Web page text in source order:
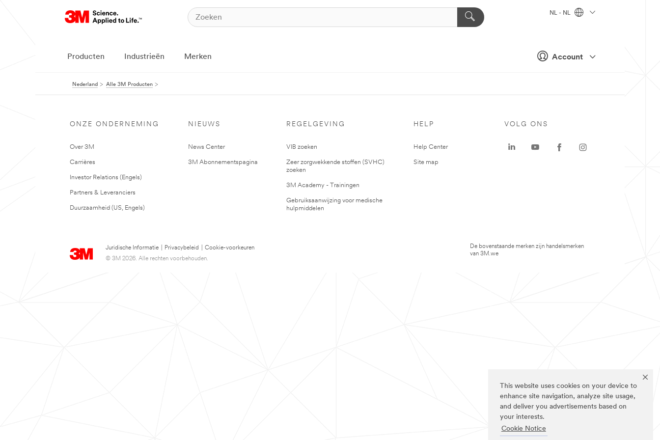
This website uses cookies on your device to
enhance site navigation, analyze site usage,
and deliver you advertisements based on
your interests.
Cookie Notice
Account
NL - NL
Producten Industrieën Merken
Nederland Alle 3M Producten
ONZE ONDERNEMING
Over 3M
Carrières
Investor Relations (Engels)
Partners & Leveranciers
Duurzaamheid (US, Engels)
NIEUWS
News Center
3M Abonnementspagina
REGELGEVING
VIB zoeken
Zeer zorgwekkende stoffen (SVHC)
zoeken
3M Academy - Trainingen
Gebruiksaanwijzing voor medische
hulpmiddelen
HELP
Help Center
Site map
Juridische Informatie Privacybeleid
Cookie-voorkeuren
© 3M 2026. Alle rechten voorbehouden.
VOLG ONS
De bovenstaande merken zijn handelsmerken
van 3M.we